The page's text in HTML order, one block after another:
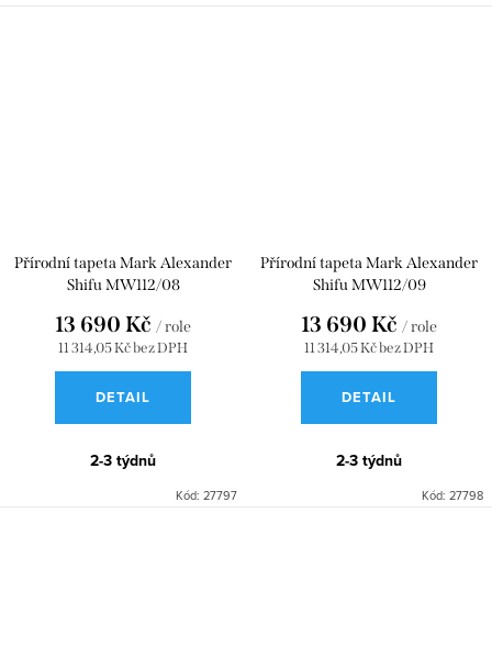
Přírodní tapeta Mark Alexander
Shifu MW112/08
11 314,05 Kč bez DPH
13 690 Kč / role
DETAIL
2-3 týdnů
Kód: 27797
Přírodní tapeta Mark Alexander
Shifu MW112/09
11 314,05 Kč bez DPH
13 690 Kč / role
DETAIL
2-3 týdnů
Kód: 27798